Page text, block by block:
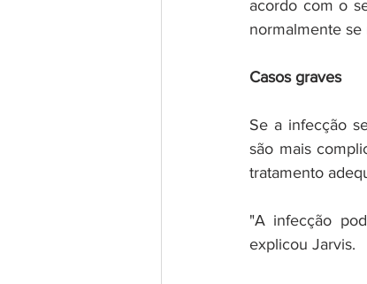
acordo com o
normalmente se
Casos graves
Se a infecção
são mais
tratamento
"A infecção
explicou Jarvis.